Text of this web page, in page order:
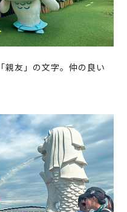
親友」の文字。仲の良い